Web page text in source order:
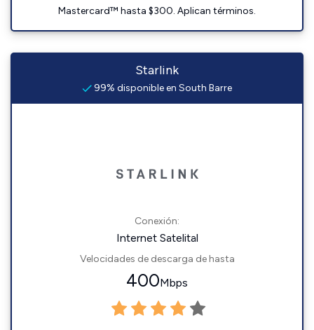
Mastercard™ hasta $300. Aplican términos.
Starlink
99% disponible en South Barre
Conexión:
Internet Satelital
Velocidades de descarga de hasta
400Mbps